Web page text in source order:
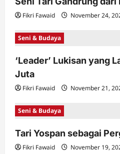
i
o
n
Fikri Fawaid November 24,
Seni & Budaya
‘Leader’ Lukisan yang
Juta
Fikri Fawaid November 21,
Seni & Budaya
Tari Yospan sebagai
Fikri Fawaid November 19,